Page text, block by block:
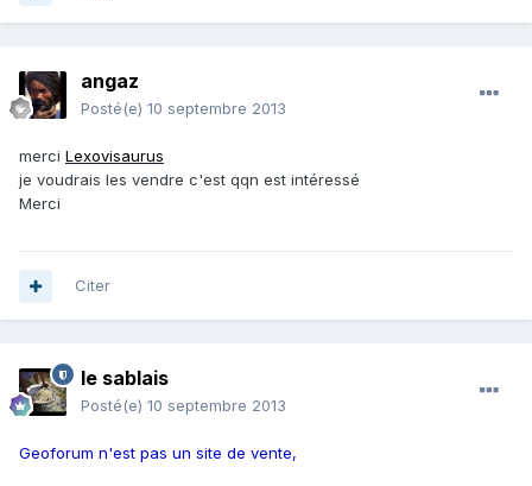
angaz
Posté(e) 10 septembre 2013
merci Lexovisaurus
je voudrais les vendre c'est qqn est intéressé
Merci
Citer
le sablais
Posté(e) 10 septembre 2013
Geoforum n'est pas un site de vente,